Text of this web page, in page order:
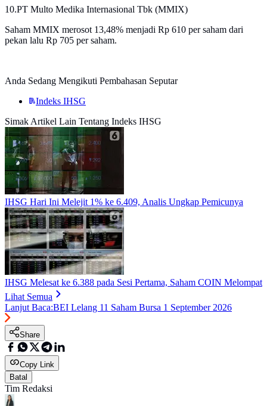
10.PT Multo Medika Internasional Tbk (MMIX)
Saham MMIX merosot 13,48% menjadi Rp 610 per saham dari
pekan lalu Rp 705 per saham.
Anda Sedang Mengikuti Pembahasan Seputar
Indeks IHSG
Simak Artikel Lain Tentang Indeks IHSG
IHSG Hari Ini Melejit 1% ke 6.409, Analis Ungkap Pemicunya
IHSG Melesat ke 6.388 pada Sesi Pertama, Saham COIN Melompat
Lihat Semua
Lanjut Baca:BEI Lelang 11 Saham Bursa 1 September 2026
Share
Copy Link
Batal
Tim Redaksi